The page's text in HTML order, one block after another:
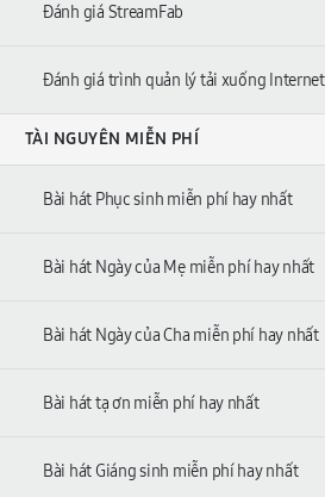
Đánh giá StreamFab
Đánh giá trình quản lý tải xuống Internet
TÀI NGUYÊN MIỄN PHÍ
Bài hát Phục sinh miễn phí hay nhất
Bài hát Ngày của Mẹ miễn phí hay nhất
Bài hát Ngày của Cha miễn phí hay nhất
Bài hát tạ ơn miễn phí hay nhất
Bài hát Giáng sinh miễn phí hay nhất